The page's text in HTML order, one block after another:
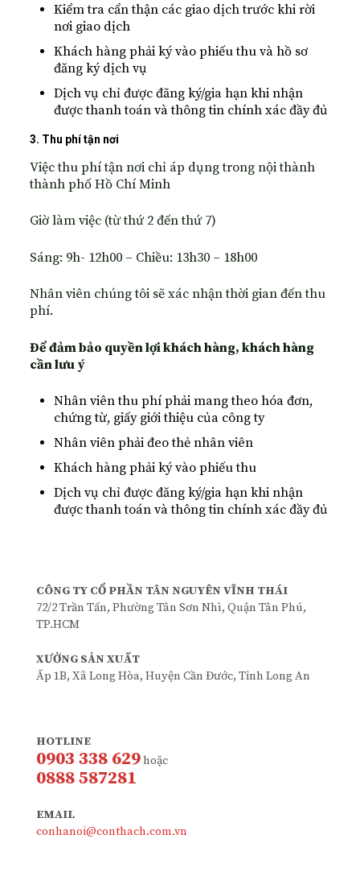
Kiểm tra cẩn thận các giao dịch trước khi rời
nơi giao dịch
Khách hàng phải ký vào phiếu thu và hồ sơ
đăng ký dịch vụ
Dịch vụ chỉ được đăng ký/gia hạn khi nhận
được thanh toán và thông tin chính xác đầy đủ
3. Thu phí tận nơi
Việc thu phí tận nơi chỉ áp dụng trong nội thành
thành phố Hồ Chí Minh
Giờ làm việc (từ thứ 2 đến thứ 7)
Sáng: 9h- 12h00 – Chiều: 13h30 – 18h00
Nhân viên chúng tôi sẽ xác nhận thời gian đến thu
phí.
Để đảm bảo quyền lợi khách hàng, khách hàng
cần lưu ý
Nhân viên thu phí phải mang theo hóa đơn,
chứng từ, giấy giới thiệu của công ty
Nhân viên phải đeo thẻ nhân viên
Khách hàng phải ký vào phiếu thu
Dịch vụ chỉ được đăng ký/gia hạn khi nhận
được thanh toán và thông tin chính xác đầy đủ
CÔNG TY CỔ PHẦN TÂN NGUYÊN VĨNH THÁI
72/2 Trần Tấn, Phường Tân Sơn Nhì, Quận Tân Phú,
TP.HCM
XƯỞNG SẢN XUẤT
Ấp 1B, Xã Long Hòa, Huyện Cần Đước, Tỉnh Long An
HOTLINE
0903 338 629hoặc
0888 587281
EMAIL
conhanoi@conthach.com.vn